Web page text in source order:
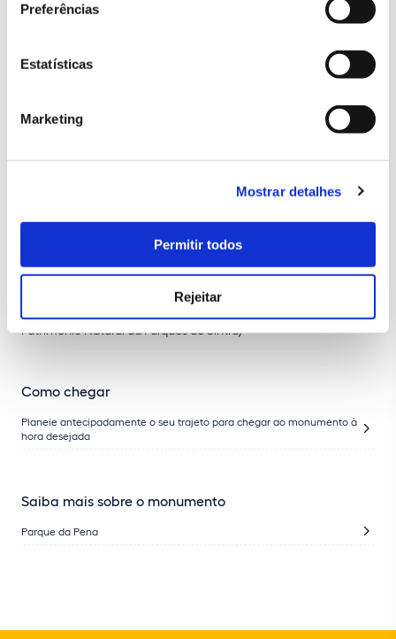
Preferências
Estatísticas
Marketing
Mostrar detalhes
Permitir todos
Rejeitar
Formador
Património Natural da Parques de Sintra)
Como chegar
Planeie antecipadamente o seu trajeto para chegar ao monumento à
hora desejada
Saiba mais sobre o monumento
Parque da Pena